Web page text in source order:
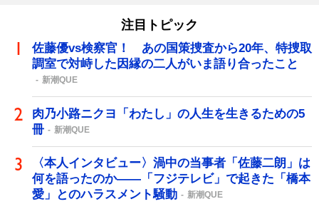
注目トピック
佐藤優vs検察官！ あの国策捜査から20年、特捜取
調室で対峙した因縁の二人がいま語り合ったこと
新潮QUE
肉乃小路ニクヨ「わたし」の人生を生きるための5
冊
新潮QUE
〈本人インタビュー〉渦中の当事者「佐藤二朗」は
何を語ったのか――「フジテレビ」で起きた「橋本
愛」とのハラスメント騒動
新潮QUE